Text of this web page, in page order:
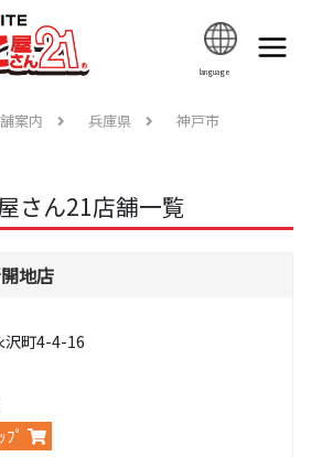
language
案内 兵庫県 神戸市
さん21店舗一覧
地店
沢町4-4-16
ﾌﾟ